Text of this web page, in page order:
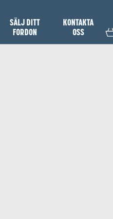
SÄLJ DITT
FORDON
KONTAKTA
OSS